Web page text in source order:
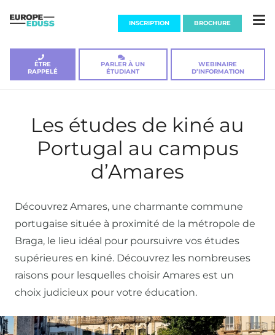
INSCRIPTION BROCHURE
ÊTRE
RAPPELÉ
PARLER À UN
ÉTUDIANT
WEBINAIRE
D’INFORMATION
Les études de kiné au
Portugal au campus
d’Amares
Découvrez Amares, une charmante commune
portugaise située à proximité de la métropole de
Braga, le lieu idéal pour poursuivre vos études
supérieures en kiné. Découvrez les nombreuses
raisons pour lesquelles choisir Amares est un
choix judicieux pour votre éducation.